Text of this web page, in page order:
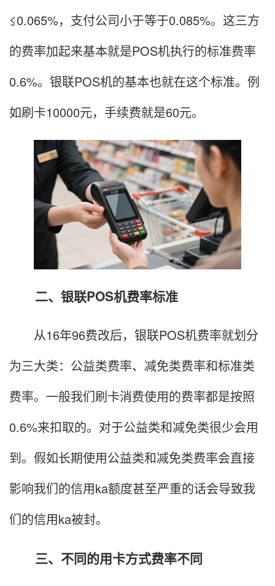
≤0.065%，支付公司小于等于0.085%。这三方
的费率加起来基本就是POS机执行的标准费率
0.6%。银联POS机的基本也就在这个标准。例
如刷卡10000元，手续费就是60元。
二、银联POS机费率标准
从16年96费改后，银联POS机费率就划分
为三大类：公益类费率、减免类费率和标准类
费率。一般我们刷卡消费使用的费率都是按照
0.6%来扣取的。对于公益类和减免类很少会用
到。假如长期使用公益类和减免类费率会直接
影响我们的信用ka额度甚至严重的话会导致我
们的信用ka被封。
三、不同的用卡方式费率不同